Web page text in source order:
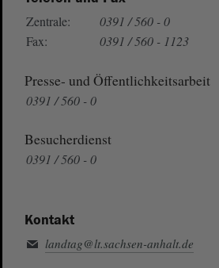
Zentrale:
0391 / 560 - 0
Fax:
0391 / 560 - 1123
Presse- und Öffentlichkeitsarbeit
0391 / 560 - 0
Besucherdienst
0391 / 560 - 0
Kontakt
landtag@lt.sachsen-anhalt.de